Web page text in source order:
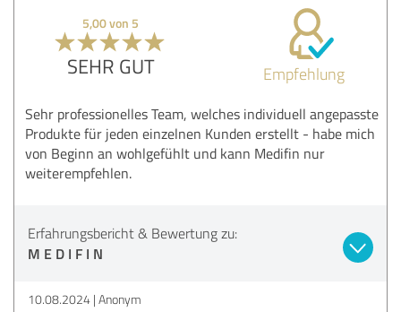
5,00 von 5
SEHR GUT Empfehlung
Sehr professionelles Team, welches individuell angepasste
Produkte für jeden einzelnen Kunden erstellt - habe mich
von Beginn an wohlgefühlt und kann Medifin nur
weiterempfehlen.
Erfahrungsbericht & Bewertung zu:
M E D I F I N
10.08.2024 Anonym